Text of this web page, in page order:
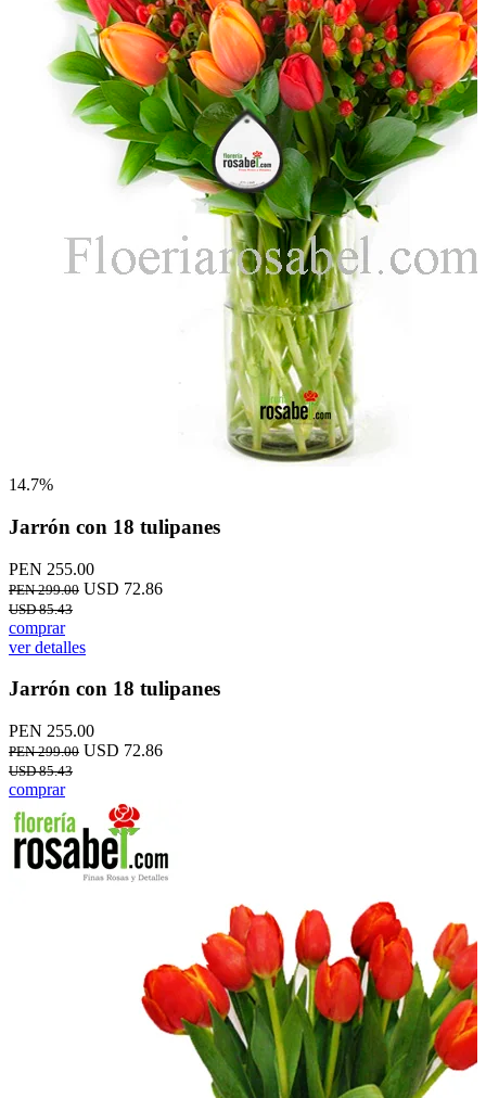
14.7%
Jarrón con 18 tulipanes
PEN 255.00
PEN 299.00 USD 72.86
USD 85.43
comprar
ver detalles
Jarrón con 18 tulipanes
PEN 255.00
PEN 299.00 USD 72.86
USD 85.43
comprar